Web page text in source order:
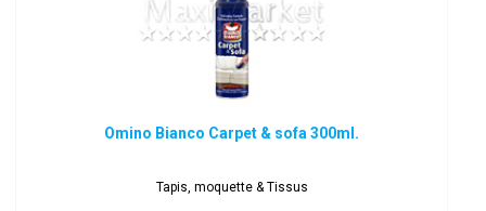
Omino Bianco Carpet & sofa 300ml.
Tapis, moquette & Tissus